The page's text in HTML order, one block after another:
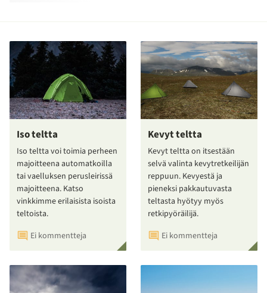
Iso teltta
Iso teltta voi toimia perheen
majoitteena automatkoilla
tai vaelluksen perusleirissä
majoitteena. Katso
vinkkimme erilaisista isoista
teltoista.
Ei kommentteja
Kevyt teltta
Kevyt teltta on itsestään
selvä valinta kevytretkeilijän
reppuun. Kevyestä ja
pieneksi pakkautuvasta
teltasta hyötyy myös
retkipyöräilijä.
Ei kommentteja